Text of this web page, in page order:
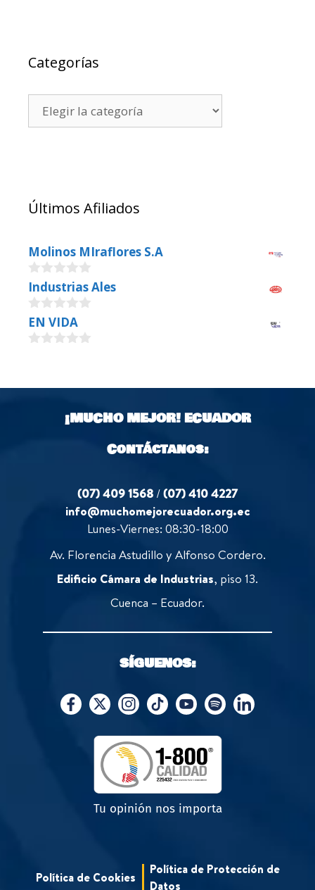
Categorías
Últimos Afiliados
Molinos MIraflores S.A
0
o
u
t
o
f
Industrias Ales
0
o
u
5
EN VIDA
t
¡MUCHO MEJOR!ECUADOR
Contáctanos:
(07) 409 1568 /(07) 410 4227
info@muchomejorecuador.org.ec
Lunes-Viernes: 08:30-18:00
Av. Florencia Astudillo y Alfonso Cordero.
Edificio Cámara de Industrias, piso 13.
Cuenca – Ecuador.
SÍGUENOS:
Tu opinión nos importa
Política de Cookies
Política de Protección de
Datos